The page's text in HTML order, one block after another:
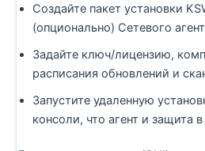
Создайте пакет установки
(опционально) Сетевого
Задайте ключ/лицензию,
расписания обновлений и
Запустите удаленную
консоли, что агент и защита